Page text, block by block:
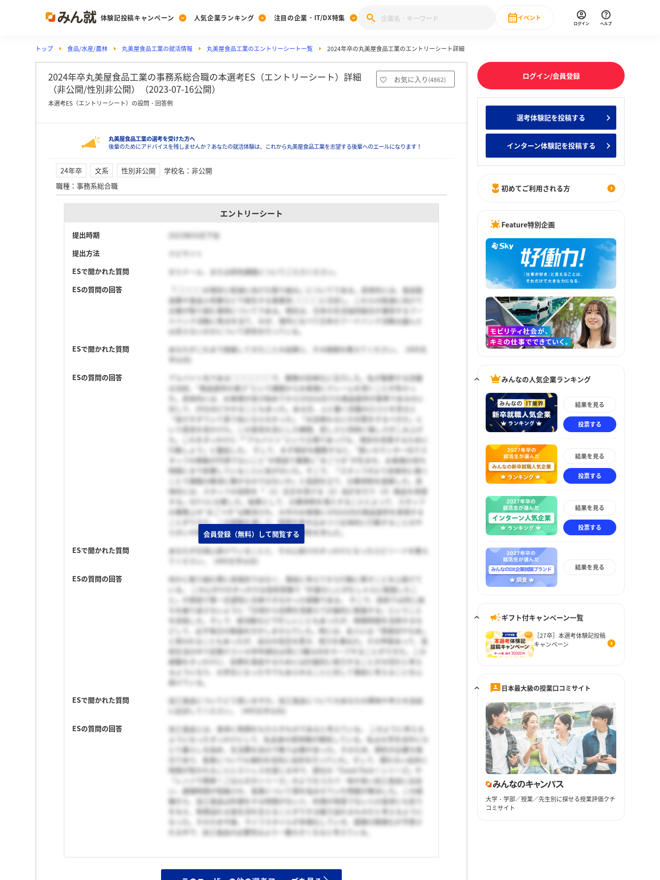
体験記投稿キャンペーン
Post
投稿する
[27卒] 本選考体験記投稿キャンペーン
人気企業ランキング
Ranking
ランキングを見る
みんなのDX企業就職ブランド調査
Vote みんなの新卒就職人気企業ランキング みんなのインターン人気企業ランキ
注目の企業・IT/DX特集
PickUp
注目の企業特集
28卒 IT・DX現場社員インタビュー
動画で知ろう！業界・企業研究
イベント
直近のイベント一覧
ログイン ヘルプ
トップ 食品/水産/農林 丸美屋食品工業の就活情報 丸美屋食品工業のエントリーシート一覧 2024年卒の丸美屋食品工業のエントリーシート詳細
2024年卒丸美屋食品工業の事務系総合職の本選考ES（エントリーシート）詳細
（非公開/性別非公開）（2023-07-16公開）
お気に入り (4862)
本選考ES（エントリーシート）の設問・回答例
丸美屋食品工業の選考を受けた方へ
後輩のためにアドバイスを残しませんか？あなたの就活体験は、これから丸美屋食品工業を志望する後輩へのエールになります！
24年卒 文系 性別非公開 学校名 ： 非公開
職種 ： 事務系総合職
エントリーシート
提出時期
2023年03月下旬
提出方法
ESで聞かれた質問
ゼミナール、または研究課題についてご入力ください。
ESの質問の回答
「◯◯◯◯の現状と削減に向けた取り組み」についてである。具体的には、食品製
造業や食品小売業などで発生する事業系◯◯◯◯に注目し、これらの削減に向けて
企業が取り組む事例についてである。現在は、日本の生活協同組合が運営するフー
ドバンク活動に焦点を当て、なぜ、海外に比べて日本のフードバンク活動は盛んと
は言えないのかについて研究を行っている。
ESで聞かれた質問
あなたがこれまで挑戦してきたことの成果と、その経緯を教えてください。（600文
字以内）
ESの質問の回答
アルバイト先である◯◯◯◯◯◯で、業務の効率化に注力した。私が勤務する店舗
は当初、“商品提供の遅さ”という課題からお客様にクレームを頂くことが多かっ
た。具体的には、お客様が並び始めてから10分以内での商品提供が基準であるのに
対して、20分ほどかかることもあった。ある日、ふと働く店舗の口コミを見ると
「並びすぎていて買う気にならなかった」「お店側もなにか対策をするべきだ」と
いう意見を見かけた。この意見を目にした瞬間、悲しさと同時に悔しさがこみ上げ
た。これをきっかけに「“アルバイト”という立場であっても、現状を改善するために
行動しよう」と奮起した。 そして、まず現状を観察すると、“狭いカウンター内でス
タッフの移動が円滑でないこと”が原因で業務に“まごつき”が生まれ、お客様の待ち
時間にまで影響していることに気が付いた。そこで、「スタッフがより効率的に動く
ことで課題の解消に繋がるのではないか」と仮説を立て、分業体制を提案した。具
体的には、スタッフの役割を「（1）注文を受ける（2）会計を行う（3）商品を用意
する」の3つに分業した。結果として、分業体制を導入することによって、スタッフ
の業務上の“まごつき”は解消され、大半のお客様に10分以内の商品提供を実現する
ことができた。この経験を通して、周囲を巻き込みつつ主体的に行動することのや
りがいや物事を俯瞰的に観察することの重要性を学んだ。
ESで聞かれた質問
あなたが日頃心掛けていることと、その心掛けのきっかけとなったエピソードを教え
てください。（400文字以内）
ESの質問の回答
何かに取り組む際に突発的ではなく、事前に考えてから行動に移すことを心掛けて
いる。 この心がけのきっかけは高校受験で「計画なしにがむしゃらに勉強したこ
と」が原因で第一志望校に合格できなかった経験である。 そこで、高校では同じ過
ちを繰り返さないように「日頃から目標を見据えて計画的に勉強する」ということ
を目指した。そして、部活動などで忙しいこともあったが、隙間時間を活用するな
どして、必ず毎日の勉強を欠かしませんでした。時には、友人には「真面目やなあ」
と笑われることもあったが、自分の信念を貫き、努力を重ねた。その甲斐あって、高
校生活の中で定期テストの学年順位は常に3番以内をキープすることができた。この
経験をきっかけに、目標を達成するためには計画的に努力することが大切だと考え
るようになり、大学生になった今でもあらゆることに対して事前に考えることを心
掛けている。
ESで聞かれた質問
加工食品についてどう思いますか。加工食品についてのあなたの興味や考えを自由
に記述してください。（400文字以内）
ESの質問の回答
加工食品とは、食卓に笑顔をもたらすものであると考えている。 このように考える
ようになったきっかけとして、私自身の原体験が関係している。私は大学生活中にひ
とり暮らしを始め、生活費を自分で賄う必要があった。そのため、節約が必要な毎
日であり、食事についても倹約を目的に自炊を行っていた。そして、慣れない自炊に
時間が割かれることにストレスを感じる中で、貴社の「Good Pack！シリーズ」や
「レンジで簡単！ごはん付きシリーズ」のようなコスパ・味が良い加工食品に出会
い、調理時間が短縮され、食事について頭を悩ませていた問題が解決した。この経
験から、加工食品は料理をする時間がない人、料理が得意でない人の食卓にも彩り
を与え、笑顔溢れる食生活を支えることができる魅力溢れるものだと考えるように
なった。そのため今後、ライフスタイルが多様化していき、調理の簡便化が予想さ
れる中で、加工食品の必要性はより一層大きくなると考えている。
会員登録（無料）して閲覧する
ログイン/会員登録
選考体験記を投稿する
インターン体験記を投稿する
初めてご利用される方
Feature特別企画
みんなの人気企業ランキング
結果を見る
投票する
結果を見る
投票する
結果を見る
投票する
結果を見る
ギフト付キャンペーン一覧
［27卒］本選考体験記投稿
キャンペーン
日本最大級の授業口コミサイト
大学・学部／授業／先生別に探せる授業評価クチ
コミサイト